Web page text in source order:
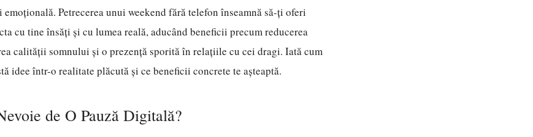
emoțională. Petrecerea unui weekend fără telefon înseamnă să-ți oferi
cu tine însăți și cu lumea reală, aducând beneficii precum reducerea
calității somnului și o prezență sporită în relațiile cu cei dragi. Iată cum
idee într-o realitate plăcută și ce beneficii concrete te așteaptă.
de O Pauză Digitală?